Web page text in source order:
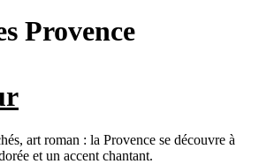
Provence
art roman : la Provence se découvre à
et un accent chantant.